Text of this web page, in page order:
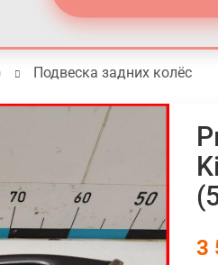
Подвеска задних колёс
3